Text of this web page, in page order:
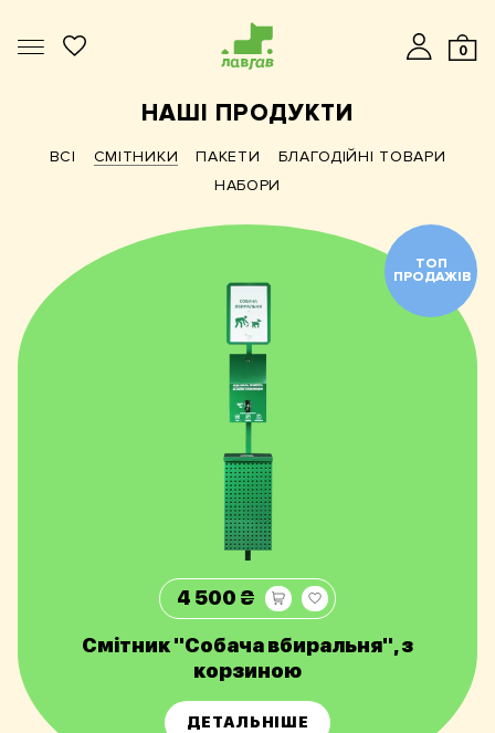
0
НАШІ ПРОДУКТИ
ВСІ СМІТНИКИ ПАКЕТИ
БЛАГОДІЙНІ ТОВАРИ
НАБОРИ
4 500 ₴
Смітник "Собача вбиральня", з
корзиною
ДЕТАЛЬНІШЕ
ТОП
ПРОДАЖІВ